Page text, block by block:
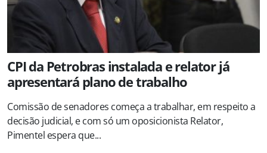
CPI da Petrobras instalada e relator já
apresentará plano de trabalho
Comissão de senadores começa a trabalhar, em respeito a
decisão judicial, e com só um oposicionista Relator,
Pimentel espera que...